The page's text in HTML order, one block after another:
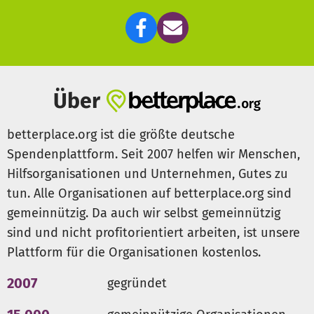
Um mit Menschen ins Gespräch zu kommen, touren wir
mit unseren Motorrädern durch Europa. Ihre Erfahrungen
100% an die Deutsche DepressionsLiga e.V weitergegeben
werden, um weiter über Depressionen aufzuklären,
Selbsthilfegruppen zu gründen und erkrankte Menschen zu
unterstützen.
Hilf auch du uns dabei, das Leben von gut 4,5 Millionen
betroffenen Menschen in Deutschland lebenswerter zu
machen. Denn auch sie gehören in den Schoß unserer
Gesellschaft!
Über
betterplace.org ist die größte deutsche
Spendenplattform. Seit 2007 helfen wir Menschen,
Hilfsorganisationen und Unternehmen, Gutes zu
tun. Alle Organisationen auf betterplace.org sind
gemeinnützig. Da auch wir selbst gemeinnützig
sind und nicht profitorientiert arbeiten, ist unsere
Plattform für die Organisationen kostenlos.
2007 gegründet